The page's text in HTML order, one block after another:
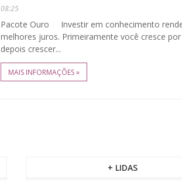
08:25
Pacote Ouro Investir em conhecimento
melhores juros. Primeiramente você cresce
depois crescer...
MAIS INFORMAÇÕES »
+ LIDAS